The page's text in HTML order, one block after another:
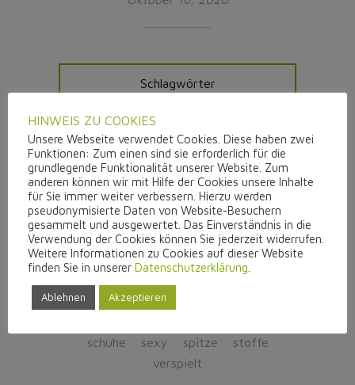
Schlagwörter
a-linie aufmerksamkeit
ballkleid
beinfrei
beratung
braut
brautkleidliebe
brautoutfit
brautschuhe
chiffon
eingefärbte schuhe
einzelstücke
elegant
empire farbe
fit´n flair
günstig
hochwertig
individualität
liebezumnähen
schuhe
sexy spitze
stoffe
verspielt
HINWEIS ZU COOKIES
Unsere Webseite verwendet Cookies. Diese haben zwei
Funktionen: Zum einen sind sie erforderlich für die
grundlegende Funktionalität unserer Website. Zum
anderen können wir mit Hilfe der Cookies unsere Inhalte
für Sie immer weiter verbessern. Hierzu werden
pseudonymisierte Daten von Website-Besuchern
gesammelt und ausgewertet. Das Einverständnis in die
Verwendung der Cookies können Sie jederzeit widerrufen.
Weitere Informationen zu Cookies auf dieser Website
finden Sie in unserer Datenschutzerklärung
Ablehnen Akzeptieren